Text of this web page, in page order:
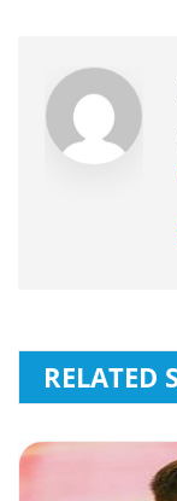
k
RELATED